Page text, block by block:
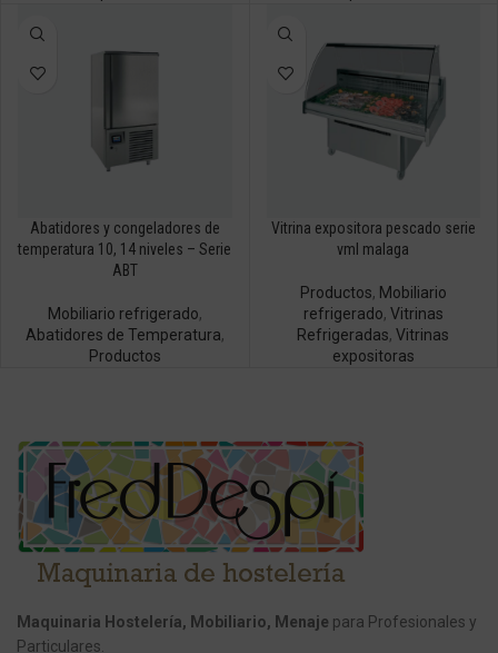
Abatidores y congeladores de
temperatura 10, 14 niveles – Serie
ABT
Mobiliario refrigerado,
Abatidores de Temperatura,
Productos
Vitrina expositora pescado serie
vml malaga
Productos, Mobiliario
refrigerado, Vitrinas
Refrigeradas,Vitrinas
expositoras
Maquinaria Hostelería, Mobiliario, Menaje para Profesionales y
Particulares.